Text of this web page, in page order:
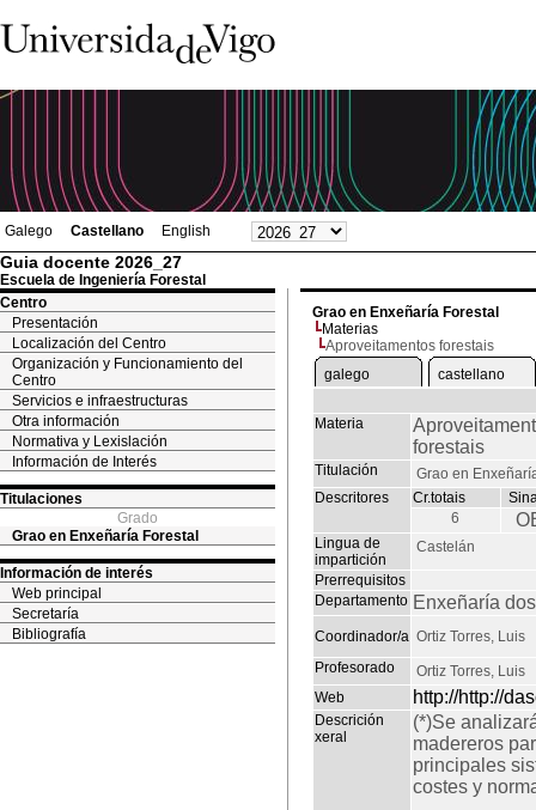
Galego Castellano English
Guia docente 2026_27
Escuela de Ingeniería Forestal
Centro
Presentación
Localización del Centro
Organización y Funcionamiento del
Centro
Servicios e infraestructuras
Otra información
Normativa y Lexislación
Información de Interés
Titulaciones
Grado
Grao en Enxeñaría Forestal
Información de interés
Web principal
Secretaría
Bibliografía
Grao en Enxeñaría Forestal
Materias
Aproveitamentos forestais
galego
castellano
Materia
forestais
Titulación
Grao en
Descritores
Cr.totais
6
Lingua de
impartición
Castelán
Prerrequisitos
Departamento Enxeñaría
Coordinador/a Ortiz Torres, Luis
Profesorado
Ortiz Torres, Luis
Web
http://http://
Descrición
xeral
(*)Se
madereros
principales
costes y